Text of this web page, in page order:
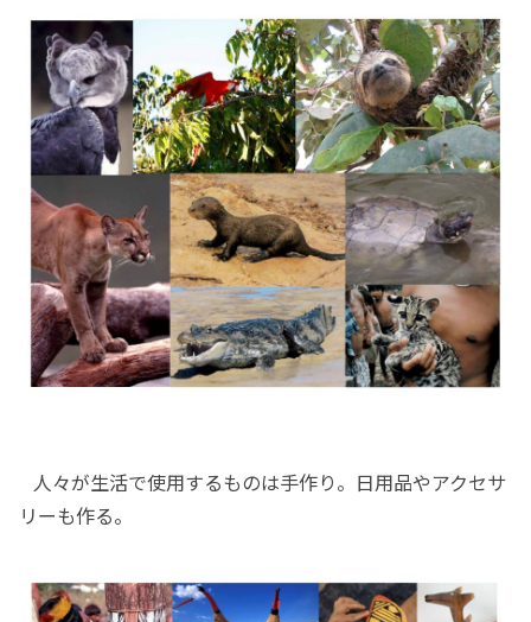
人々が生活で使用するものは手作り。日用品やアクセサ
リーも作る。